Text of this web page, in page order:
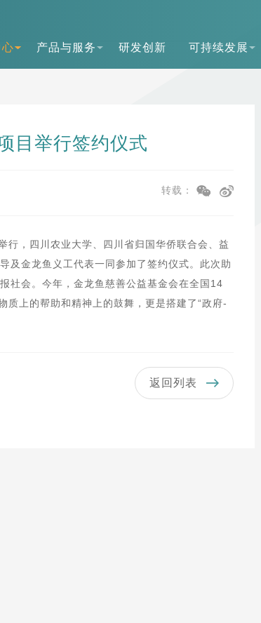
产品与服务 研发创新 可持续发展
目举行签约仪式
转载：
行，四川农业大学、四川省归国华侨联合会、益
及金龙鱼义工代表一同参加了签约仪式。此次助
社会。今年，金龙鱼慈善公益基金会在全国14
质上的帮助和精神上的鼓舞，更是搭建了“政府-
返回列表